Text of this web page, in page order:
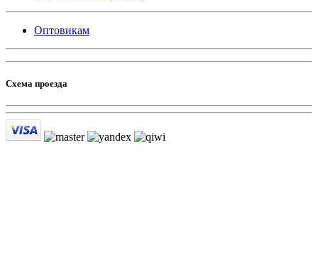
Оптовикам
Схема проезда